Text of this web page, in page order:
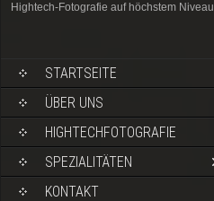
Hightech-Fotografie auf höchstem Niveau
STARTSEITE
ÜBER UNS
HIGHTECHFOTOGRAFIE
SPEZIALITÄTEN
KONTAKT